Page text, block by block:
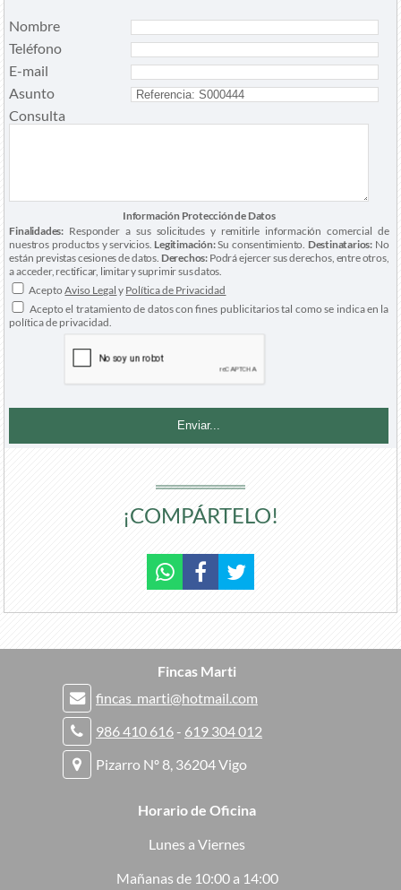
¡COMPÁRTELO!
Nombre
Teléfono
E-mail
Asunto
Consulta
Información Protección de Datos
Finalidades: Responder a sus solicitudes y remitirle información comercial de
nuestros productos y servicios. Legitimación:Su consentimiento. Destinatarios:No
están previstas cesiones de datos. Derechos: Podrá ejercer sus derechos, entre otros,
a acceder, rectificar, limitar y suprimir sus datos.
AceptoAviso Legal y Política de Privacidad
Acepto el tratamiento de datos con fines publicitarios tal como se indica en la
política de privacidad.
Fincas Marti
fincas_marti@hotmail.com
986 410 616 - 619 304 012
Pizarro Nº 8, 36204 Vigo
Horario de Oficina
Lunes a Viernes
Mañanas de 10:00 a 14:00